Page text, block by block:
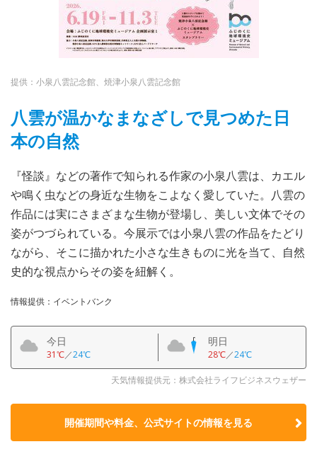
提供：小泉八雲記念館、焼津小泉八雲記念館
八雲が温かなまなざしで見つめた日
本の自然
『怪談』などの著作で知られる作家の小泉八雲は、カエル
や鳴く虫などの身近な生物をこよなく愛していた。八雲の
作品には実にさまざまな生物が登場し、美しい文体でその
姿がつづられている。今展示では小泉八雲の作品をたどり
ながら、そこに描かれた小さな生きものに光を当て、自然
史的な視点からその姿を紐解く。
情報提供：イベントバンク
今日
31℃／24℃
明日
28℃／24℃
天気情報提供元：株式会社ライフビジネスウェザー
開催期間や料金、公式サイトの情報を見る